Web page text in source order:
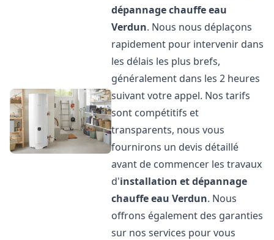
dépannage chauffe eau
Verdun. Nous nous déplaçons
rapidement pour intervenir dans
les délais les plus brefs,
généralement dans les 2 heures
suivant votre appel. Nos tarifs
sont compétitifs et
transparents, nous vous
fournirons un devis détaillé
avant de commencer les travaux
d'installation et dépannage
chauffe eau Verdun. Nous
offrons également des garanties
sur nos services pour vous